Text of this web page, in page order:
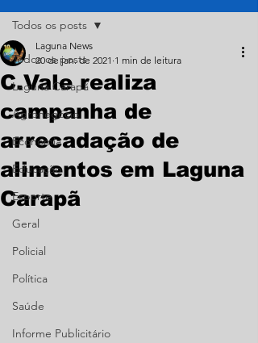
Todos os posts
Laguna Carapã
Agronegócio
Economia
Educação
Esporte
Geral
Policial
Política
Saúde
Informe Publicitário
Todos os posts
C.Vale realiza
campanha de
arrecadação de
alimentos em Laguna
Carapã
Laguna News
20 de jan. de 2021 1 min de leitura